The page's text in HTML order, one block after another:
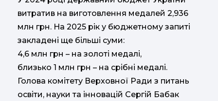
витратив на виготовлення медалей 2,936
млн грн. На 2025 рік у бюджетному запиті
закладені ще більші суми:
4,6 млн грн – на золоті медалі,
близько 1 млн грн – на срібні медалі.
Голова комітету Верховної Ради з питань
освіти, науки та інновацій Сергій Бабак